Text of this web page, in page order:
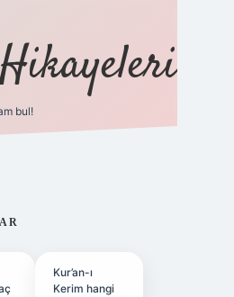
bul!
Kur’an-ı
Kerim hangi